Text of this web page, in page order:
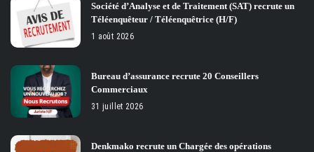
Société d’Analyse et de Traitement (SAT) recrute un
Téléenquêteur / Téléenquêtrice (H/F)
1 août 2026
Bureau d’assurance recrute 20 Conseillers
Commerciaux
31 juillet 2026
Denkmako recrute un Chargée des opérations